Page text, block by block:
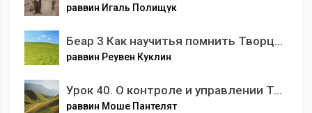
раввин Игаль Полищук
Беар 3 Как научитья помнить Творца постоянно.mp3
раввин Реувен Куклин
Урок 40. О контроле и управлении Творца. Временное воздаяние в этом мире
раввин Моше Пантелят